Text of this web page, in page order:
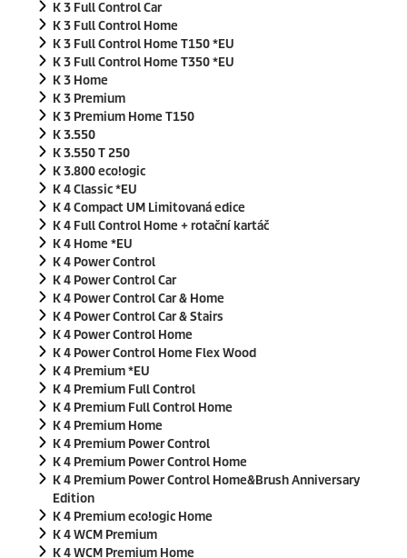
K 3 Full Control Car
K 3 Full Control Home
K 3 Full Control Home T150 *EU
K 3 Full Control Home T350 *EU
K 3 Home
K 3 Premium
K 3 Premium Home T150
K 3.550
K 3.550 T 250
K 3.800eco!ogic
K 4 Classic *EU
K 4 Compact UM Limitovaná edice
K 4 Full Control Home + rotační kartáč
K 4 Home *EU
K 4 Power Control
K 4 Power Control Car
K 4 Power Control Car & Home
K 4 Power Control Car & Stairs
K 4 Power Control Home
K 4 Power Control Home Flex Wood
K 4 Premium *EU
K 4 Premium Full Control
K 4 Premium Full Control Home
K 4 Premium Home
K 4 Premium Power Control
K 4 Premium Power Control Home
K 4 Premium Power Control Home&Brush Anniversary
Edition
K 4 Premiumeco!ogic Home
K 4 WCM Premium
K 4 WCM Premium Home